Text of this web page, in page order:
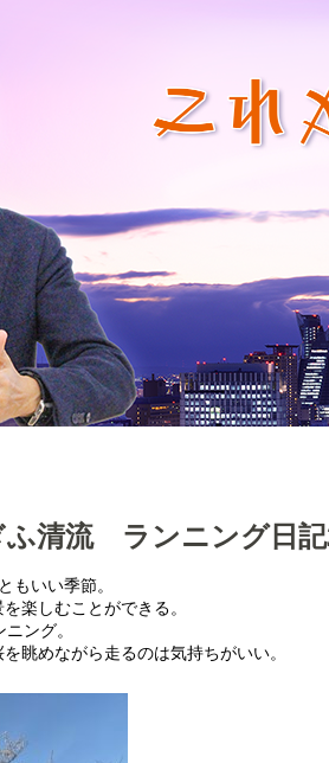
ふ清流 ランニング日記
もいい季節。
楽しむことができる。
ング。
眺めながら走るのは気持ちがいい。